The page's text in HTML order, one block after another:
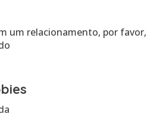
um relacionamento, por favor,